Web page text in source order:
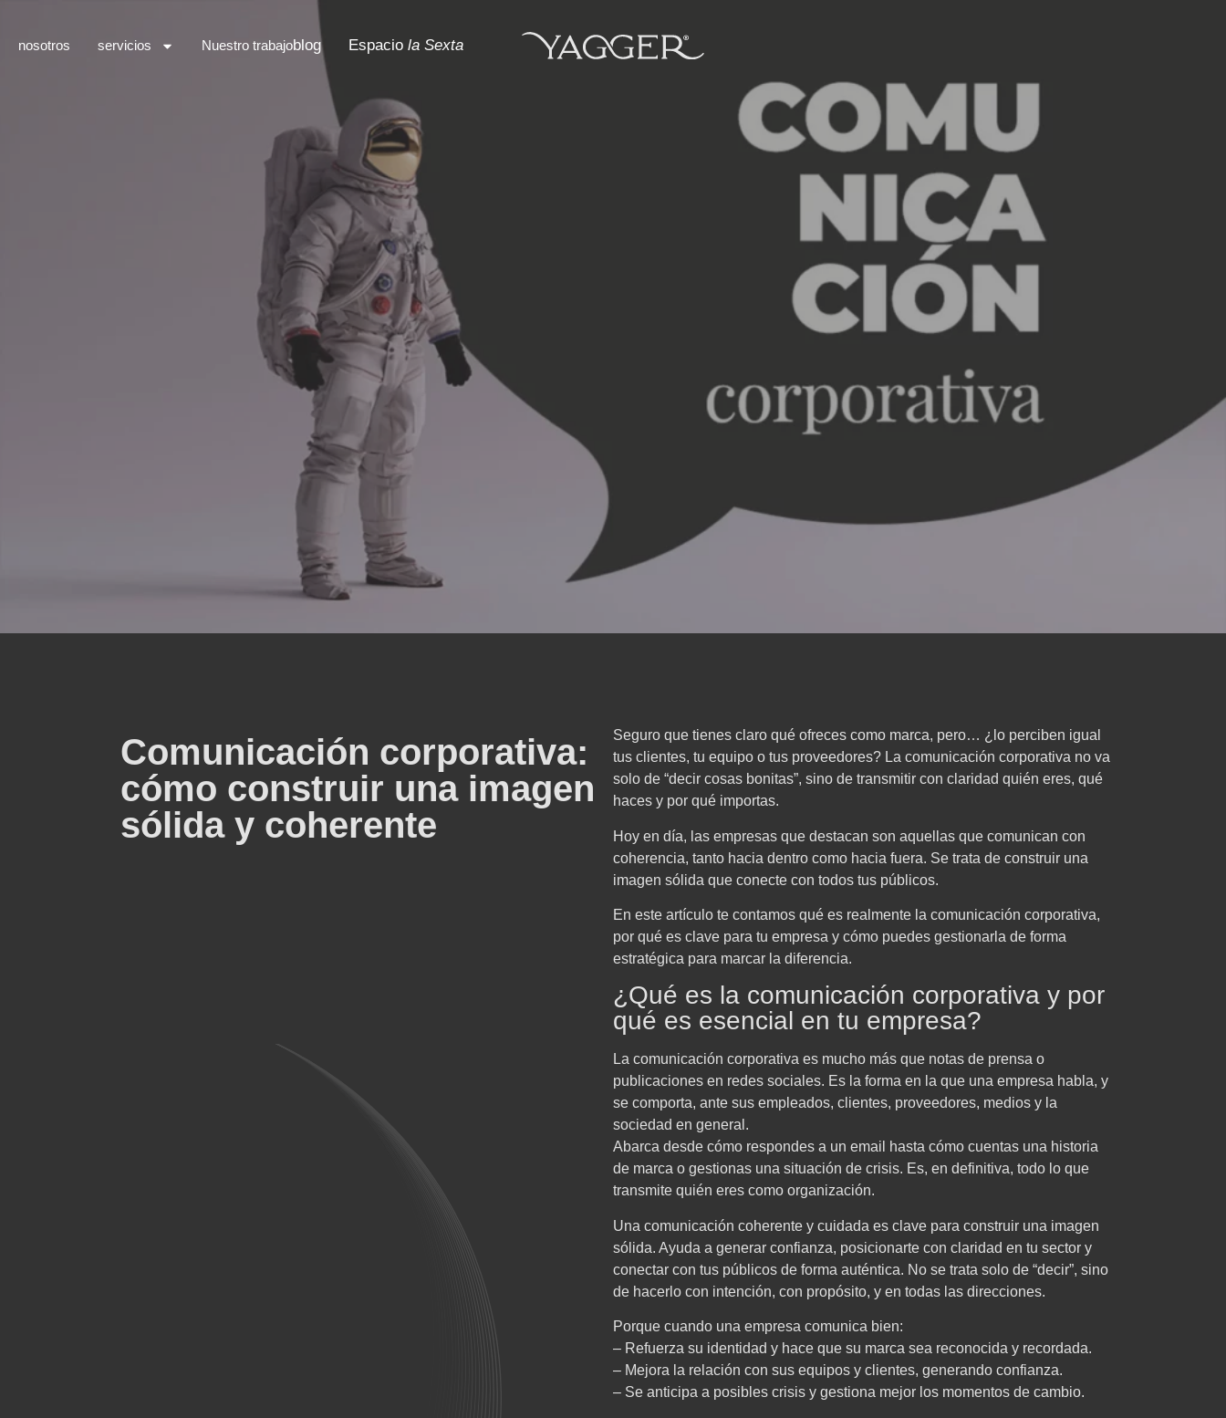
nosotros servicios Nuestro trabajoblog Espacio la Sexta
Comunicación corporativa:
cómo construir una imagen
sólida y coherente
Seguro que tienes claro qué ofreces como marca, pero… ¿lo perciben igual
tus clientes, tu equipo o tus proveedores? La comunicación corporativa no va
solo de “decir cosas bonitas”, sino de transmitir con claridad quién eres, qué
haces y por qué importas.
Hoy en día, las empresas que destacan son aquellas que comunican con
coherencia, tanto hacia dentro como hacia fuera. Se trata de construir una
imagen sólida que conecte con todos tus públicos.
En este artículo te contamos qué es realmente la comunicación corporativa,
por qué es clave para tu empresa y cómo puedes gestionarla de forma
estratégica para marcar la diferencia.
¿Qué es la comunicación corporativa y por
qué es esencial en tu empresa?
La comunicación corporativa es mucho más que notas de prensa o
publicaciones en redes sociales. Es la forma en la que una empresa habla, y
se comporta, ante sus empleados, clientes, proveedores, medios y la
sociedad en general.
Abarca desde cómo respondes a un email hasta cómo cuentas una historia
de marca o gestionas una situación de crisis. Es, en definitiva, todo lo que
transmite quién eres como organización.
Una comunicación coherente y cuidada es clave para construir una imagen
sólida. Ayuda a generar confianza, posicionarte con claridad en tu sector y
conectar con tus públicos de forma auténtica. No se trata solo de “decir”, sino
de hacerlo con intención, con propósito, y en todas las direcciones.
Porque cuando una empresa comunica bien:
– Refuerza su identidad y hace que su marca sea reconocida y recordada.
– Mejora la relación con sus equipos y clientes, generando confianza.
– Se anticipa a posibles crisis y gestiona mejor los momentos de cambio.